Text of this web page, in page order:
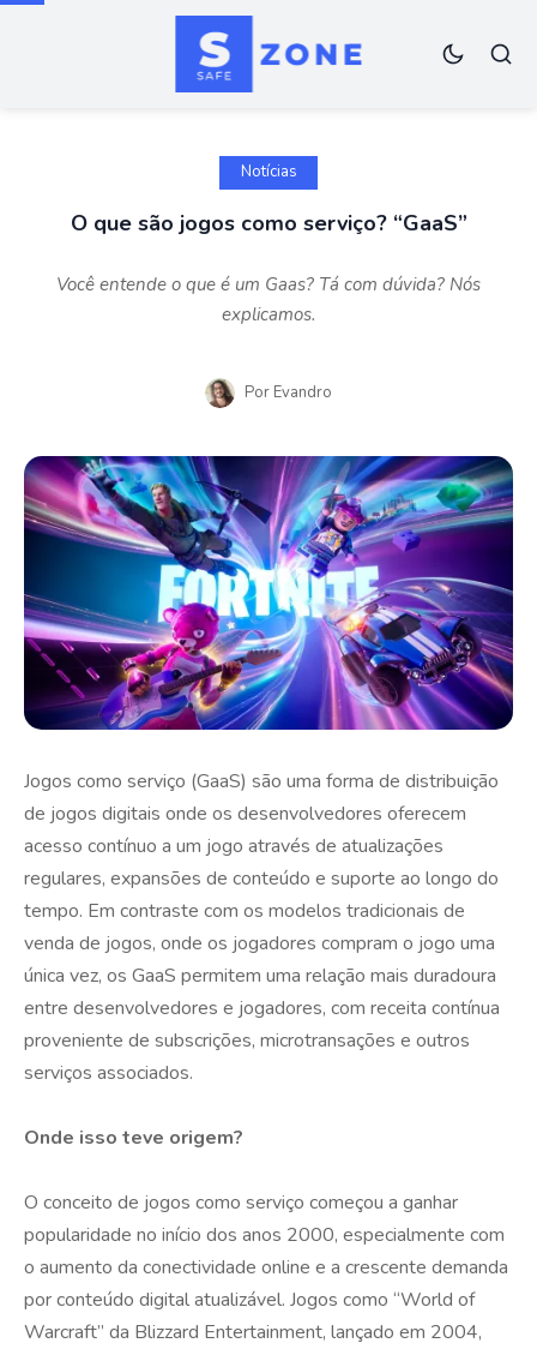
Notícias
O que são jogos como serviço? “GaaS”
Você entende o que é um Gaas? Tá com dúvida? Nós
explicamos.
Por Evandro
Jogos como serviço (GaaS) são uma forma de distribuição
de jogos digitais onde os desenvolvedores oferecem
acesso contínuo a um jogo através de atualizações
regulares, expansões de conteúdo e suporte ao longo do
tempo. Em contraste com os modelos tradicionais de
venda de jogos, onde os jogadores compram o jogo uma
única vez, os GaaS permitem uma relação mais duradoura
entre desenvolvedores e jogadores, com receita contínua
proveniente de subscrições, microtransações e outros
serviços associados.
Onde isso teve origem?
O conceito de jogos como serviço começou a ganhar
popularidade no início dos anos 2000, especialmente com
o aumento da conectividade online e a crescente demanda
por conteúdo digital atualizável. Jogos como “World of
Warcraft” da Blizzard Entertainment, lançado em 2004,